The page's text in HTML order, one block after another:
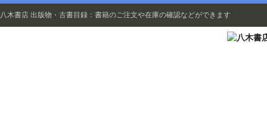
八木書店 出版物・古書目録：書籍のご注文や在庫の確認などができます